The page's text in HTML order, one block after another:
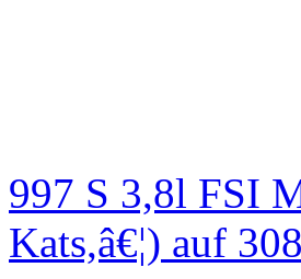
997 S 3,8l FSI
Kats,â€¦) auf